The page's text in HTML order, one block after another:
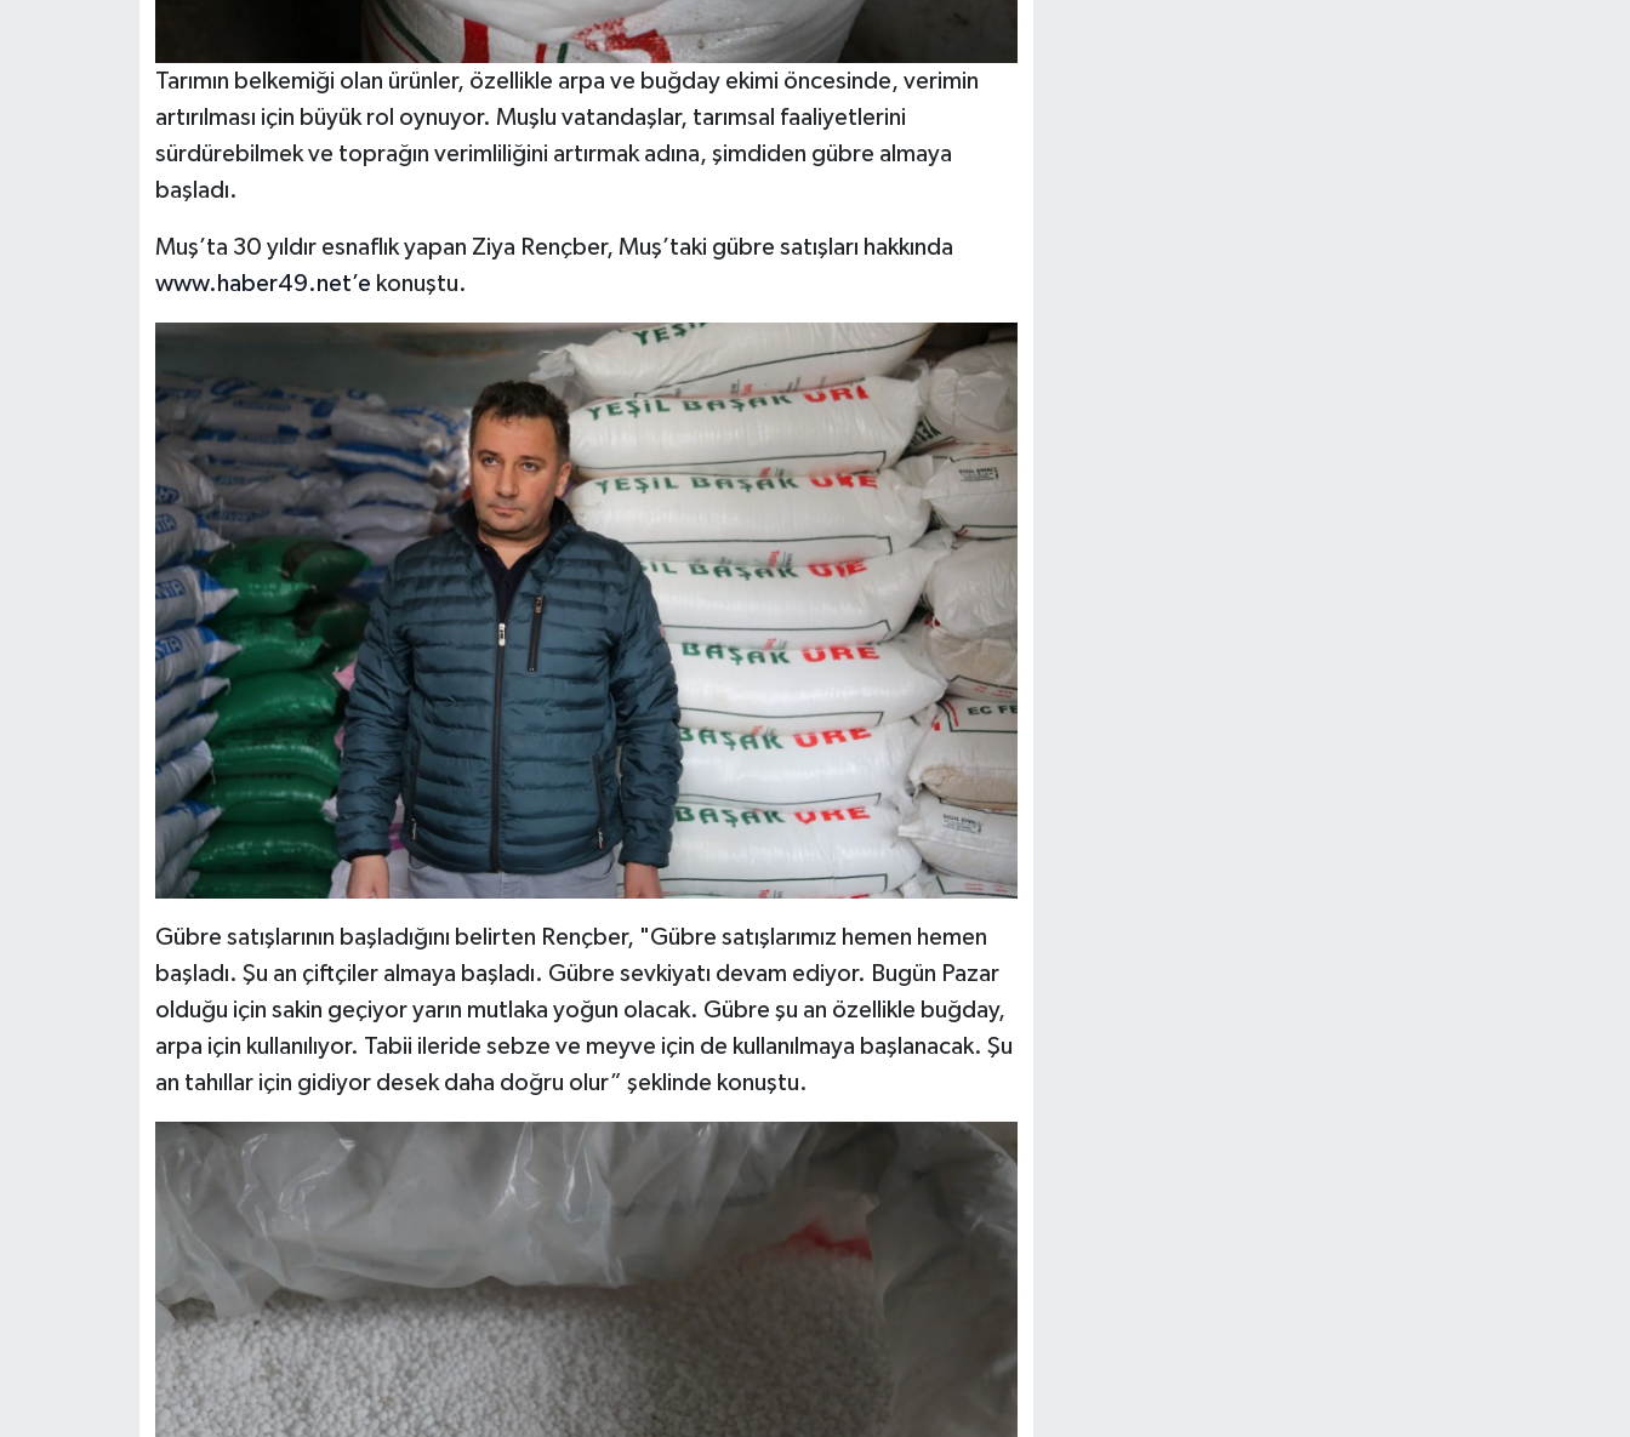
Tarımın belkemiği olan ürünler, özellikle arpa ve buğday ekimi öncesinde, verimin
artırılması için büyük rol oynuyor. Muşlu vatandaşlar, tarımsal faaliyetlerini
sürdürebilmek ve toprağın verimliliğini artırmak adına, şimdiden gübre almaya
başladı.
Muş’ta 30 yıldır esnaflık yapan Ziya Rençber, Muş’taki gübre satışları hakkında
www.haber49.net’e konuştu.
Gübre satışlarının başladığını belirten Rençber, "Gübre satışlarımız hemen hemen
başladı. Şu an çiftçiler almaya başladı. Gübre sevkiyatı devam ediyor. Bugün Pazar
olduğu için sakin geçiyor yarın mutlaka yoğun olacak. Gübre şu an özellikle buğday,
arpa için kullanılıyor. Tabii ileride sebze ve meyve için de kullanılmaya başlanacak. Şu
an tahıllar için gidiyor desek daha doğru olur” şeklinde konuştu.